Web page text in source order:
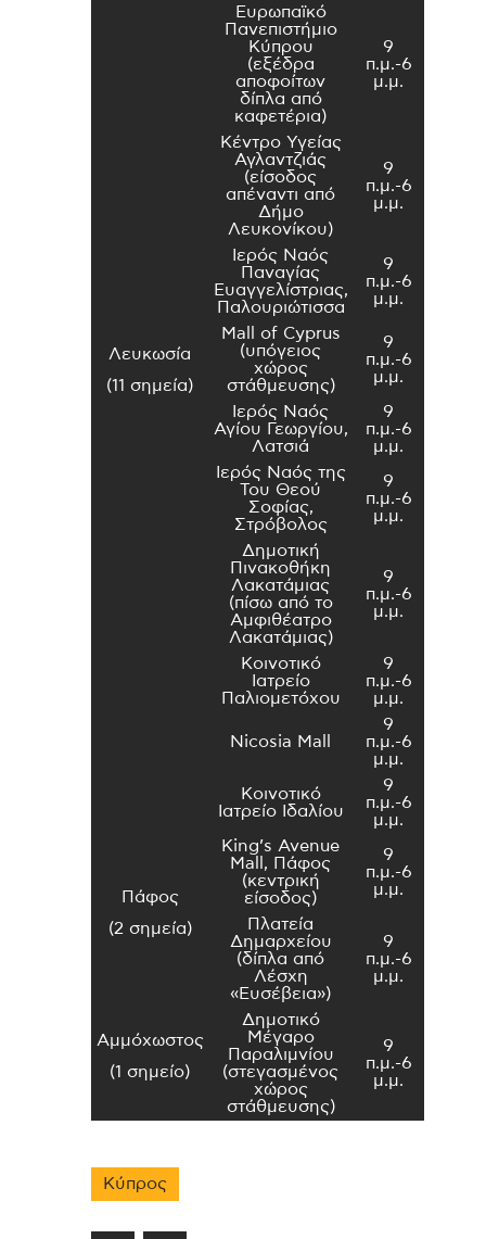
Λευκωσία
(11 σημεία)
Ευρωπαϊκό
Πανεπιστήμιο
Κύπρου
(εξέδρα
αποφοίτων
δίπλα από
καφετέρια)
9
π.μ.-6
μ.μ.
Κέντρο Υγείας
Αγλαντζιάς
(είσοδος
απέναντι από
Δήμο
Λευκονίκου)
9
π.μ.-6
μ.μ.
Ιερός Ναός
Παναγίας
Ευαγγελίστριας,
Παλουριώτισσα
9
π.μ.-6
μ.μ.
Mall of Cyprus
(υπόγειος
χώρος
στάθμευσης)
9
π.μ.-6
μ.μ.
Ιερός Ναός
Αγίου Γεωργίου,
Λατσιά
9
π.μ.-6
μ.μ.
Ιερός Ναός της
Του Θεού
Σοφίας,
Στρόβολος
9
π.μ.-6
μ.μ.
Δημοτική
Πινακοθήκη
Λακατάμιας
(πίσω από το
Αμφιθέατρο
Λακατάμιας)
9
π.μ.-6
μ.μ.
Κοινοτικό
Ιατρείο
Παλιομετόχου
9
π.μ.-6
μ.μ.
Nicosia Mall
9
π.μ.-6
μ.μ.
Κοινοτικό
Ιατρείο Ιδαλίου
9
π.μ.-6
μ.μ.
Πάφος
(2 σημεία)
King’s Avenue
Mall, Πάφος
(κεντρική
είσοδος)
9
π.μ.-6
μ.μ.
Πλατεία
Δημαρχείου
(δίπλα από
Λέσχη
«Ευσέβεια»)
9
π.μ.-6
μ.μ.
Αμμόχωστος
(1 σημείο)
Δημοτικό
Μέγαρο
Παραλιμνίου
(στεγασμένος
χώρος
στάθμευσης)
9
π.μ.-6
μ.μ.
Κύπρος